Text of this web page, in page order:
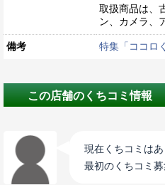
取扱商品は、
ン、カメラ、
備考 特集「ココロ
この店舗のくちコミ情報
現在くちコミはあ
最初のくちコミ募